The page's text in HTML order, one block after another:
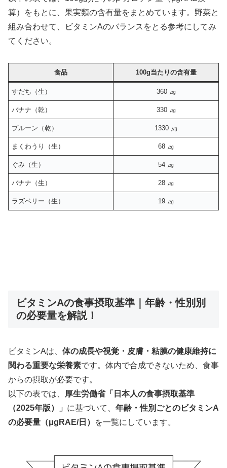
算）をもとに、果実類の含有量をまとめています。野菜と
組み合わせて、ビタミンAのバランスをとる参考にしてみ
てください。
食品 100g当たりの含有量
すだち（生） 360 ㎍
バナナ（乾） 330 ㎍
プルーン（乾） 1330 ㎍
まくわうり（生） 68 ㎍
ぐみ（生） 54 ㎍
バナナ（生） 28 ㎍
ラズベリー（生） 19 ㎍
ビタミンAの食事摂取基準｜年齢・性別別
の必要量を解説！
ビタミンAは、 体の成長や視覚・皮膚・粘膜の健康維持に
関わる重要な栄養素です。体内で合成できないため、食事
からの摂取が必要です。
以下の表では、
厚生労働省「日本人の食事摂取基準
（2025年版）」 に基づいて、 年齢・性別ごとのビタミンA
の必要量（μgRAE/日）
を一覧にしています。